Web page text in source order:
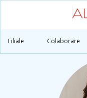
Filiale Colaborare
Principală Medicii